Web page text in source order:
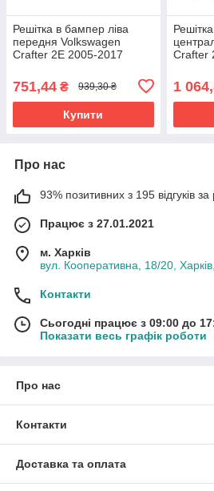
Решітка в бампер ліва
передня Volkswagen
Crafter 2E 2005-2017
751,44 ₴ 939,30 ₴
Купити
Crafter
1
Про нас
93% позитивних з 195 відгуків за
Працює з 27.01.2021
м. Харків
вул. Кооперативна, 18/20,
Контакти
Сьогодні працює з 09:00 до
Показати весь графік роботи
Про нас
Контакти
Доставка та оплата